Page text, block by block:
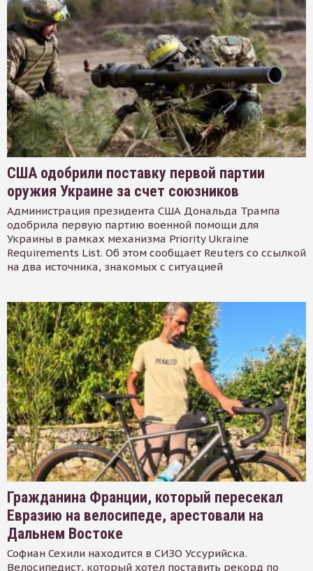
США одобрили поставку первой партии
оружия Украине за счет союзников
Администрация президента США Дональда Трампа
одобрила первую партию военной помощи для
Украины в рамках механизма Priority Ukraine
Requirements List. Об этом сообщает Reuters со ссылкой
на два источника, знакомых с ситуацией
Гражданина Франции, который пересекал
Евразию на велосипеде, арестовали на
Дальнем Востоке
Софиан Сехили находится в СИЗО Уссурийска.
Велосипедист, который хотел поставить рекорд по